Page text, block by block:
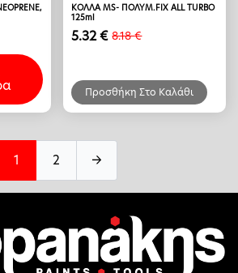
ΚΟΛΛΑ MS- ΠΟΛΥΜ.FIX ALL TURBO
125ml
8.18€
Original
8.18 €.
5.32€
Η
είναι:
5.32 €.
Προσθήκη Στο Καλάθι
1 2 →